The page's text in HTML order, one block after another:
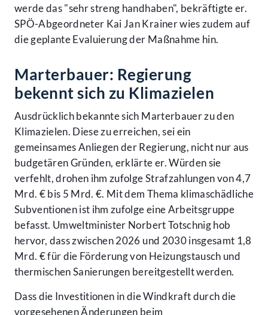
werde das "sehr streng handhaben", bekräftigte er.
SPÖ-Abgeordneter Kai Jan Krainer wies zudem auf
die geplante Evaluierung der Maßnahme hin.
Marterbauer: Regierung
bekennt sich zu Klimazielen
Ausdrücklich bekannte sich Marterbauer zu den
Klimazielen. Diese zu erreichen, sei ein
gemeinsames Anliegen der Regierung, nicht nur aus
budgetären Gründen, erklärte er. Würden sie
verfehlt, drohen ihm zufolge Strafzahlungen von 4,7
Mrd. € bis 5 Mrd. €. Mit dem Thema klimaschädliche
Subventionen ist ihm zufolge eine Arbeitsgruppe
befasst. Umweltminister Norbert Totschnig hob
hervor, dass zwischen 2026 und 2030 insgesamt 1,8
Mrd. € für die Förderung von Heizungstausch und
thermischen Sanierungen bereitgestellt werden.
Dass die Investitionen in die Windkraft durch die
vorgesehenen Änderungen beim